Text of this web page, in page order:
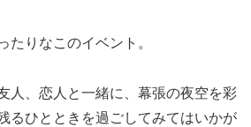
たりなこのイベント。
人、恋人と一緒に、幕張の夜空を彩
るひとときを過ごしてみてはいかが